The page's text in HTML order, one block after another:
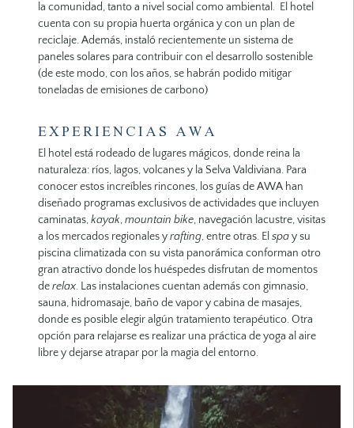
la comunidad, tanto a nivel social como ambiental. El hotel
cuenta con su propia huerta orgánica y con un plan de
reciclaje. Además, instaló recientemente un sistema de
paneles solares para contribuir con el desarrollo sostenible
(de este modo, con los años, se habrán podido mitigar
toneladas de emisiones de carbono)
EXPERIENCIAS AWA
El hotel está rodeado de lugares mágicos, donde reina la
naturaleza: ríos, lagos, volcanes y la Selva Valdiviana. Para
conocer estos increíbles rincones, los guías de AWA han
diseñado programas exclusivos de actividades que incluyen
caminatas,kayak,mountain bike, navegación lacustre, visitas
a los mercados regionales yrafting, entre otras. El spay su
piscina climatizada con su vista panorámica conforman otro
gran atractivo donde los huéspedes disfrutan de momentos
derelax. Las instalaciones cuentan además con gimnasio,
sauna, hidromasaje, baño de vapor y cabina de masajes,
donde es posible elegir algún tratamiento terapéutico. Otra
opción para relajarse es realizar una práctica de yoga al aire
libre y dejarse atrapar por la magia del entorno.